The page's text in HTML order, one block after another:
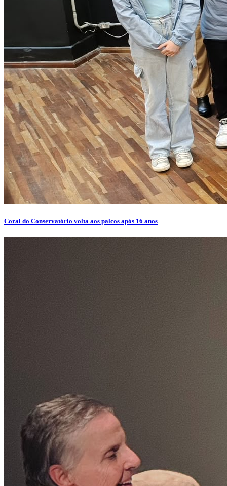
Coral do Conservatório volta aos palcos após 16 anos